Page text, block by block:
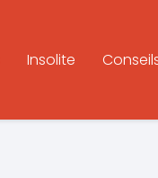
Insolite